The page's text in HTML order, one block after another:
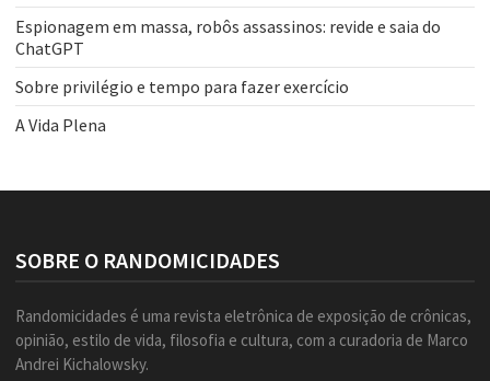
Espionagem em massa, robôs assassinos: revide e saia do
ChatGPT
Sobre privilégio e tempo para fazer exercício
A Vida Plena
SOBRE O RANDOMICIDADES
Randomicidades é uma revista eletrônica de exposição de crônicas,
opinião, estilo de vida, filosofia e cultura, com a curadoria de Marco
Andrei Kichalowsky.